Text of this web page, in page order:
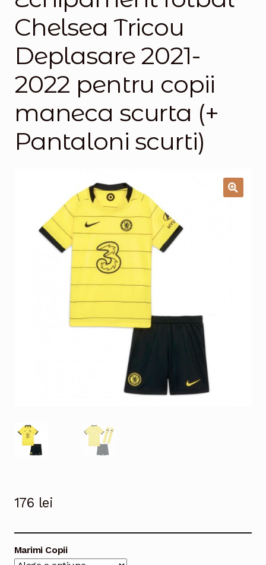
Magazinul
Chelsea Tricou
Deplasare 2021-
2022 pentru copii
maneca scurta (+
Pantaloni scurti)
176 lei
Marimi Copii